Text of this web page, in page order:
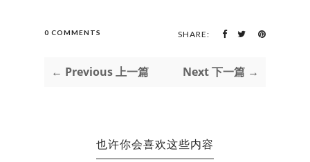
0 COMMENTS SHARE:
← Previous 上一篇 Next 下一篇 →
也许你会喜欢这些内容